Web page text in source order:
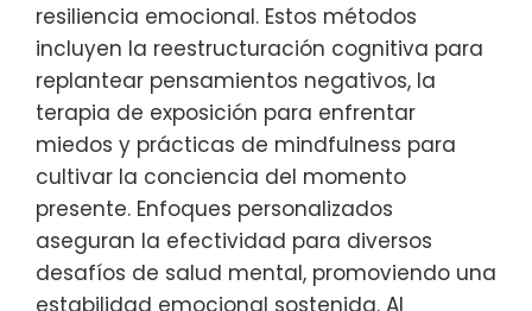
resiliencia emocional. Estos métodos
incluyen la reestructuración cognitiva para
replantear pensamientos negativos, la
terapia de exposición para enfrentar
miedos y prácticas de mindfulness para
cultivar la conciencia del momento
presente. Enfoques personalizados
aseguran la efectividad para diversos
desafíos de salud mental, promoviendo una
estabilidad emocional sostenida. Al